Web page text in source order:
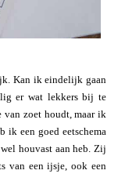
Kan ik eindelijk gaan
er wat lekkers bij te
van zoet houdt, maar ik
ik een goed eetschema
houvast aan heb. Zij
van een ijsje, ook een